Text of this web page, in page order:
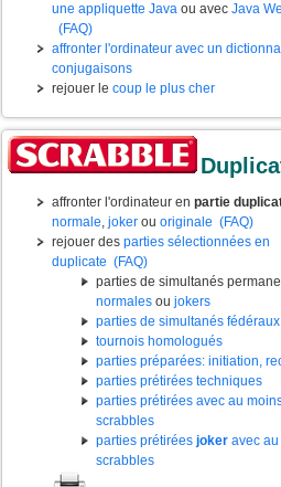
une appliquette Java ou avec Java
(FAQ)
affronter l'ordinateur avec un
conjugaisons
rejouer le coup le plus cher
affronter l'ordinateur en partie
normale, joker ou originale (FAQ)
rejouer des parties sélectionnées en
duplicate (FAQ)
parties de simultanés
normales ou jokers
parties de simultanés fédéraux
tournois homologués
parties préparées: initiation,
parties prétirées techniques
parties prétirées avec au
scrabbles
parties prétirées joker avec
scrabbles